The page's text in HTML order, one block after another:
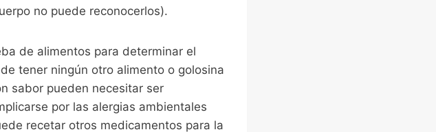
no puede reconocerlos).
de alimentos para determinar el
tener ningún otro alimento o golosina
sabor pueden necesitar ser
por las alergias ambientales
recetar otros medicamentos para la